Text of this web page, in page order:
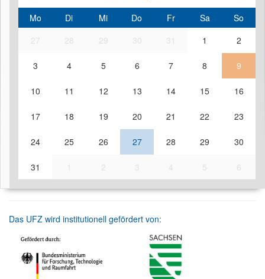
Mo Di Mi Do Fr Sa
So
27
28 29 30 31 1 2
3 4 5 6 7 8 9
10 11 12 13 14 15 16
17 18 19 20 21 22 23
24 25 26 27 28 29 30
31 1 2 3 4 5 6
Das UFZ wird institutionell gefördert von: